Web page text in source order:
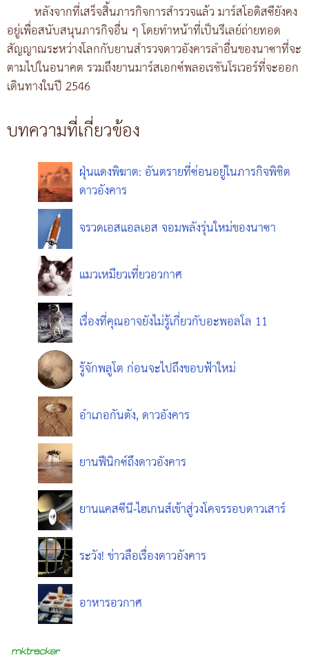
หลังจากที่เสร็จสิ้นภารกิจการสำรวจแล้ว มาร์สโอดิสซียังคง
อยู่เพื่อสนับสนุนภารกิจอื่น ๆ โดยทำหน้าที่เป็นรีเลย์ถ่ายทอด
สัญญาณระหว่างโลกกับยานสำรวจดาวอังคารลำอื่นของนาซาที่จะ
ตามไปในอนาคต รวมถึงยานมาร์สเอกซ์พลอเรชันโรเวอร์ที่จะออก
เดินทางในปี 2546
บทความที่เกี่ยวข้อง
ฝุ่นแดงพิฆาต: อันตรายที่ซ่อนอยู่ในภารกิจพิชิต
ดาวอังคาร
จรวดเอสแอลเอส จอมพลังรุ่นใหม่ของนาซา
แมวเหมียวเที่ยวอวกาศ
เรื่องที่คุณอาจยังไม่รู้เกี่ยวกับอะพอลโล 11
รู้จักพลูโต ก่อนจะไปถึงขอบฟ้าใหม่
อำเภอกันตัง, ดาวอังคาร
ยานฟีนิกซ์ถึงดาวอังคาร
ยานแคสซีนี-ไฮเกนส์เข้าสู่วงโคจรรอบดาวเสาร์
ระวัง! ข่าวลือเรื่องดาวอังคาร
อาหารอวกาศ